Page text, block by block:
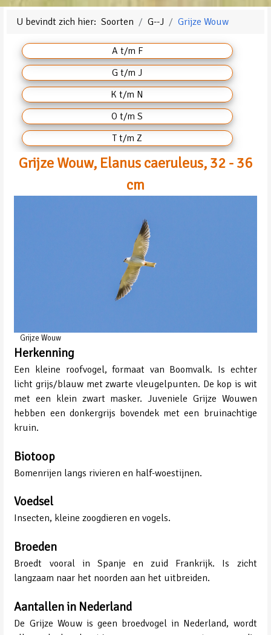
U bevindt zich hier:Soorten G--J Grijze Wouw
A t/m F
G t/m J
K t/m N
O t/m S
T t/m Z
Grijze Wouw, Elanus caeruleus, 32 - 36
cm
Grijze Wouw
Herkenning
Een kleine roofvogel, formaat van Boomvalk. Is echter
licht grijs/blauw met zwarte vleugelpunten. De kop is wit
met een klein zwart masker. Juveniele Grijze Wouwen
hebben een donkergrijs bovendek met een bruinachtige
kruin.
Biotoop
Bomenrijen langs rivieren en half-woestijnen.
Voedsel
Insecten, kleine zoogdieren en vogels.
Broeden
Broedt vooral in Spanje en zuid Frankrijk. Is zicht
langzaam naar het noorden aan het uitbreiden.
Aantallen in Nederland
De Grijze Wouw is geen broedvogel in Nederland, wordt